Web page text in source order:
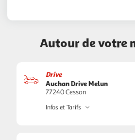
Autour de votre
Drive
Auchan Drive Melun
77240 Cesson
Infos et Tarifs